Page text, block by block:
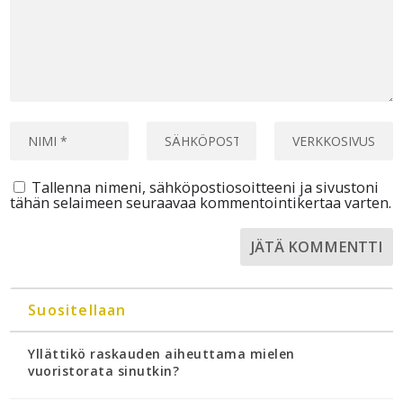
Tallenna nimeni, sähköpostiosoitteeni ja sivustoni
tähän selaimeen seuraavaa kommentointikertaa varten.
Suositellaan
Yllättikö raskauden aiheuttama mielen
vuoristorata sinutkin?